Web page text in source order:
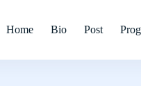
Home Bio Post